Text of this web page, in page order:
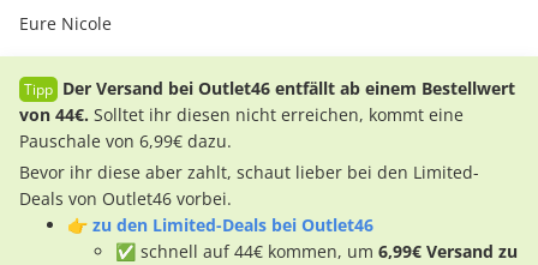
Eure Nicole
Der Versand bei Outlet46 entfällt ab einem Bestellwert
von 44€. Solltet ihr diesen nicht erreichen, kommt eine
Pauschale von 6,99€ dazu.
Bevor ihr diese aber zahlt, schaut lieber bei den Limited-
Deals von Outlet46 vorbei.
👉 zu den Limited-Deals bei Outlet46
✅ schnell auf 44€ kommen, um 6,99€ Versand zu